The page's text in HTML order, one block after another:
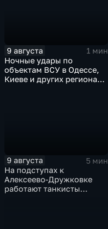
9 августа
1 мин
Ночные удары по
объектам ВСУ в Одессе,
Киеве и других регионах
9 августа
5 мин
На подступах к
Алексеево-Дружковке
работают танкисты